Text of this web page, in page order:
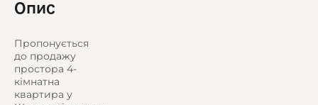
Опис
Пропонується
до продажу
простора 4-
кімнатна
квартира у